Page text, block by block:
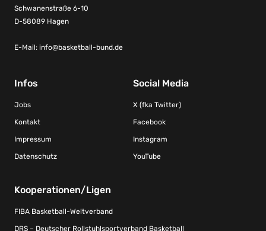
Schwanenstraße 6-10
D-58089 Hagen
E-Mail: info@basketball-bund.de
Infos
Jobs
Kontakt
Impressum
Datenschutz
Social Media
X (fka Twitter)
Facebook
Instagram
YouTube
Kooperationen/Ligen
FIBA Basketball-Weltverband
DRS – Deutscher Rollstuhlsportverband Basketball